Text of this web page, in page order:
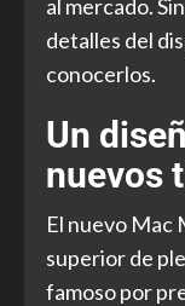
al mercado.
detalles del
conocerlos.
Un
nuevos
El nuevo Mac
superior de
famoso por